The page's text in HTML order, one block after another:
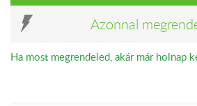
Azonnal
Ha most megrendeled, akár már holnap